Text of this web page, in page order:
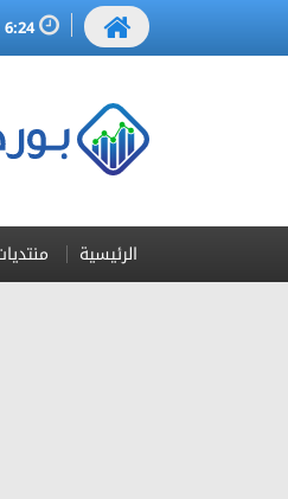
6:24 مساءاً
الرئيسية